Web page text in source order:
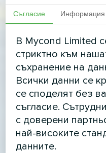
Съгласие Информация
В Mycond Limited
стриктно към
съхранение на
Всички данни се
се споделят без
съгласие.
с доверени
най-високите
данните.